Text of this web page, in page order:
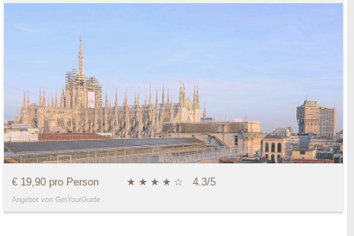
€ 19,90 pro Person ★ ★ ★ ★ ☆ 4.3/5
Angebot von GetYourGuide